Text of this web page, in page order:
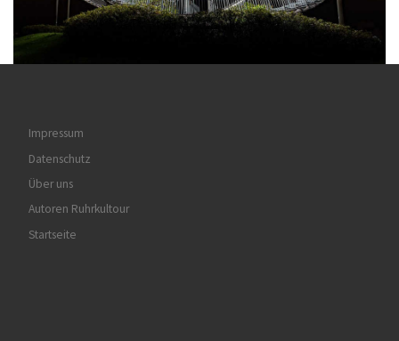
Impressum
Datenschutz
Über uns
Autoren Ruhrkultour
Startseite